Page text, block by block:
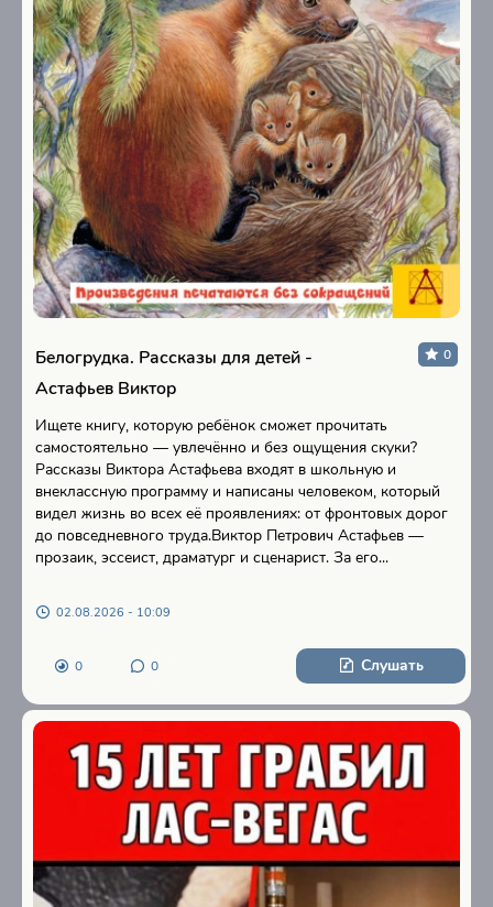
Белогрудка. Рассказы для детей -
Астафьев Виктор
0
Ищете книгу, которую ребёнок сможет прочитать
самостоятельно — увлечённо и без ощущения скуки?
Рассказы Виктора Астафьева входят в школьную и
внеклассную программу и написаны человеком, который
видел жизнь во всех её проявлениях: от фронтовых дорог
до повседневного труда.Виктор Петрович Астафьев —
прозаик, эссеист, драматург и сценарист. За его...
02.08.2026 - 10:09
0 0 Слушать